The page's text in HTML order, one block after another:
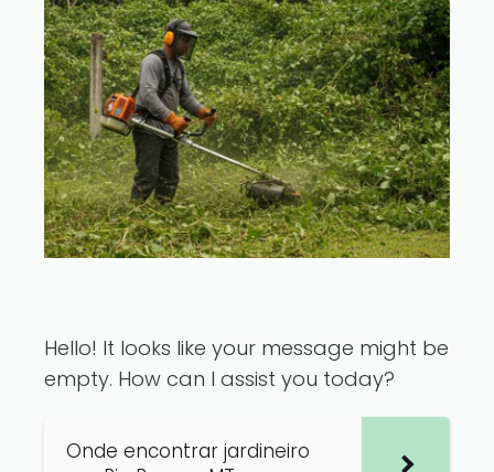
Hello! It looks like your message might be
empty. How can I assist you today?
Onde encontrar jardineiro